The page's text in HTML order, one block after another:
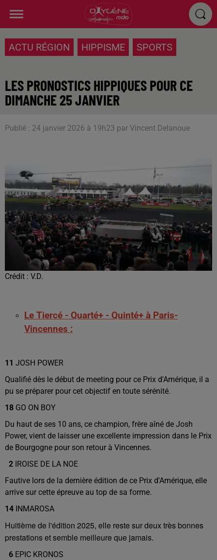
ACTU RÉGION HIPPISME SPORTS
LES PRONOSTICS HIPPIQUES POUR CE
DIMANCHE 25 JANVIER
Publié : 24 janvier 2026 à 19h23 par Vincent Delanoue
Crédit : V.D.
Le Tiercé - Quarté+ - Quinté+ à Paris-
Vincennes :
11 JOSH POWER
Qualifié dès le début de meeting pour ce Prix d'Amérique, il a
pu se préparer pour cet objectif en toute sérénité.
18 GO ON BOY
Du haut de ses 10 ans, ce champion, frère aîné de Josh
Power, vient de laisser une excellente impression dans le Prix
de Bourgogne pour son retour à Vincennes.
2 IROISE DE LA NOE
Fautive lors de la dernière édition de ce Prix d'Amérique, elle
arrive sur cette épreuve au top de sa forme.
14 INMAROSA
Huitième de l'édition 2025, elle reste sur deux très bonnes
prestations et semble meilleure que jamais.
6 EPIC KRONOS